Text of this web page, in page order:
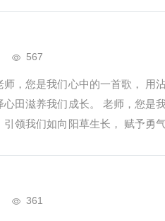
567
师，您是我们心中的一首歌， 用
心田滋养我们成长。 老师，您是
引领我们如向阳草生长， 赋予勇
361